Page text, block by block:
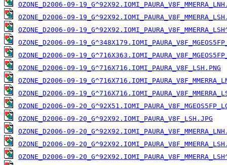
OZONE_D2006-09-
OZONE_D2006-09-
OZONE_D2006-09-
OZONE_D2006-09-
OZONE_D2006-09-
OZONE_D2006-09-19_G^716X716.IOMI_PAURA_V8F_LSH.PNG
OZONE_D2006-09-
OZONE_D2006-09-
OZONE_D2006-09-
OZONE_D2006-09-20_G^92X92.IOMI_PAURA_V8F_LSH.JPG
OZONE_D2006-09-
OZONE_D2006-09-
OZONE_D2006-09-